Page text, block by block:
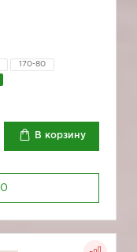
170-80
В корзину
0